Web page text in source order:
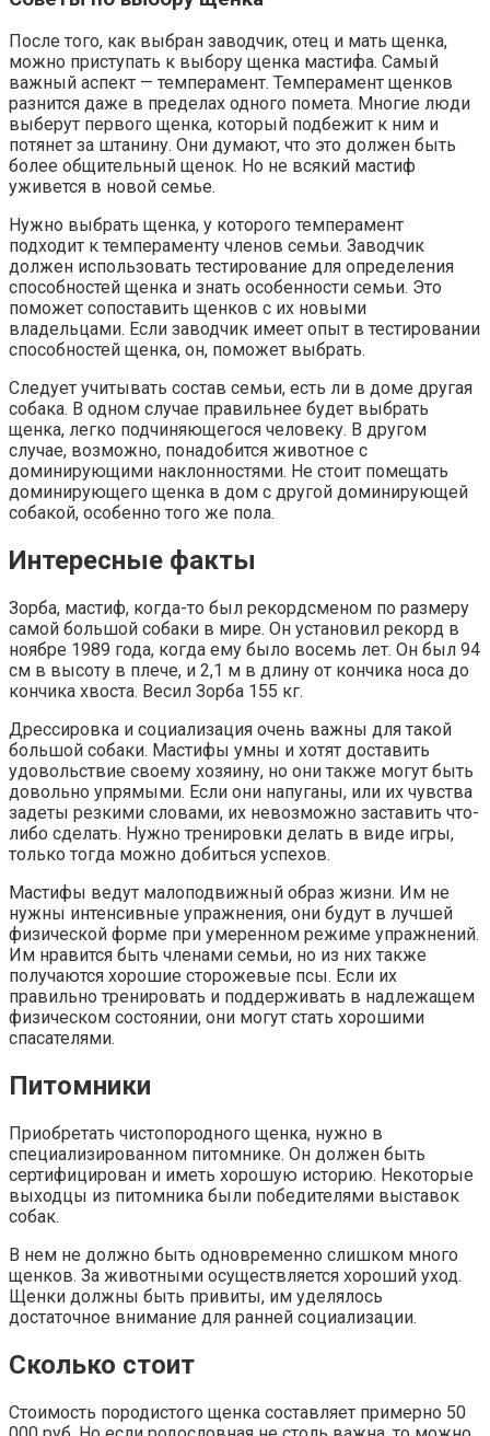
После того, как выбран заводчик, отец и мать щенка,
можно приступать к выбору щенка мастифа. Самый
важный аспект — темперамент. Темперамент щенков
разнится даже в пределах одного помета. Многие люди
выберут первого щенка, который подбежит к ним и
потянет за штанину. Они думают, что это должен быть
более общительный щенок. Но не всякий мастиф
уживется в новой семье.
Нужно выбрать щенка, у которого темперамент
подходит к темпераменту членов семьи. Заводчик
должен использовать тестирование для определения
способностей щенка и знать особенности семьи. Это
поможет сопоставить щенков с их новыми
владельцами. Если заводчик имеет опыт в тестировании
способностей щенка, он, поможет выбрать.
Следует учитывать состав семьи, есть ли в доме другая
собака. В одном случае правильнее будет выбрать
щенка, легко подчиняющегося человеку. В другом
случае, возможно, понадобится животное с
доминирующими наклонностями. Не стоит помещать
доминирующего щенка в дом с другой доминирующей
собакой, особенно того же пола.
Интересные факты
Зорба, мастиф, когда-то был рекордсменом по размеру
самой большой собаки в мире. Он установил рекорд в
ноябре 1989 года, когда ему было восемь лет. Он был 94
см в высоту в плече, и 2,1 м в длину от кончика носа до
кончика хвоста. Весил Зорба 155 кг.
Дрессировка и социализация очень важны для такой
большой собаки. Мастифы умны и хотят доставить
удовольствие своему хозяину, но они также могут быть
довольно упрямыми. Если они напуганы, или их чувства
задеты резкими словами, их невозможно заставить что-
либо сделать. Нужно тренировки делать в виде игры,
только тогда можно добиться успехов.
Мастифы ведут малоподвижный образ жизни. Им не
нужны интенсивные упражнения, они будут в лучшей
физической форме при умеренном режиме упражнений.
Им нравится быть членами семьи, но из них также
получаются хорошие сторожевые псы. Если их
правильно тренировать и поддерживать в надлежащем
физическом состоянии, они могут стать хорошими
спасателями.
Питомники
Приобретать чистопородного щенка, нужно в
специализированном питомнике. Он должен быть
сертифицирован и иметь хорошую историю. Некоторые
выходцы из питомника были победителями выставок
собак.
В нем не должно быть одновременно слишком много
щенков. За животными осуществляется хороший уход.
Щенки должны быть привиты, им уделялось
достаточное внимание для ранней социализации.
Сколько стоит
Стоимость породистого щенка составляет примерно 50